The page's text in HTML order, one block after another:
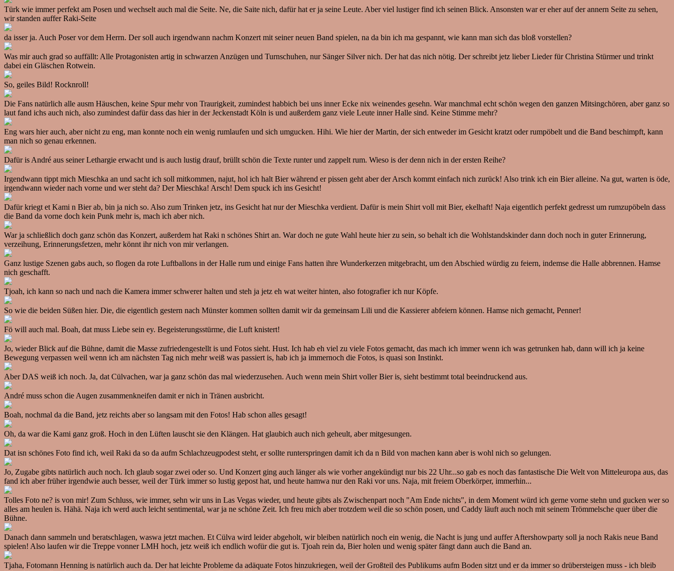
Türk wie immer perfekt am Posen und wechselt auch mal die Seite. Ne, die Saite nich, dafür hat er ja seine Leute. Aber viel lustiger find ich seinen Blick. Ansonsten war er eher auf der annern Seite zu sehen,
wir standen auffer Raki-Seite
da isser ja. Auch Poser vor dem Herrn. Der soll auch irgendwann nachm Konzert mit seiner neuen Band spielen, na da bin ich ma gespannt, wie kann man sich das bloß vorstellen?
Was mir auch grad so auffällt: Alle Protagonisten artig in schwarzen Anzügen und Turnschuhen, nur Sänger Silver nich. Der hat das nich nötig. Der schreibt jetz lieber Lieder für Christina Stürmer und trinkt
dabei ein Gläschen Rotwein.
So, geiles Bild! Rocknroll!
Die Fans natürlich alle ausm Häuschen, keine Spur mehr von Traurigkeit, zumindest habbich bei uns inner Ecke nix weinendes gesehn. War manchmal echt schön wegen den ganzen Mitsingchören, aber ganz so
laut fand ichs auch nich, also zumindest dafür dass das hier in der Jeckenstadt Köln is und außerdem ganz viele Leute inner Halle sind. Keine Stimme mehr?
Eng wars hier auch, aber nicht zu eng, man konnte noch ein wenig rumlaufen und sich umgucken. Hihi. Wie hier der Martin, der sich entweder im Gesicht kratzt oder rumpöbelt und die Band beschimpft, kann
man nich so genau erkennen.
Dafür is André aus seiner Lethargie erwacht und is auch lustig drauf, brüllt schön die Texte runter und zappelt rum. Wieso is der denn nich in der ersten Reihe?
Irgendwann tippt mich Mieschka an und sacht ich soll mitkommen, najut, hol ich halt Bier während er pissen geht aber der Arsch kommt einfach nich zurück! Also trink ich ein Bier alleine. Na gut, warten is öde,
irgendwann wieder nach vorne und wer steht da? Der Mieschka! Arsch! Dem spuck ich ins Gesicht!
Dafür kriegt et Kami n Bier ab, bin ja nich so. Also zum Trinken jetz, ins Gesicht hat nur der Mieschka verdient. Dafür is mein Shirt voll mit Bier, ekelhaft! Naja eigentlich perfekt gedresst um rumzupöbeln dass
die Band da vorne doch kein Punk mehr is, mach ich aber nich.
War ja schließlich doch ganz schön das Konzert, außerdem hat Raki n schönes Shirt an. War doch ne gute Wahl heute hier zu sein, so behalt ich die Wohlstandskinder dann doch noch in guter Erinnerung,
verzeihung, Erinnerungsfetzen, mehr könnt ihr nich von mir verlangen.
Ganz lustige Szenen gabs auch, so flogen da rote Luftballons in der Halle rum und einige Fans hatten ihre Wunderkerzen mitgebracht, um den Abschied würdig zu feiern, indemse die Halle abbrennen. Hamse
nich geschafft.
Tjoah, ich kann so nach und nach die Kamera immer schwerer halten und steh ja jetz eh wat weiter hinten, also fotografier ich nur Köpfe.
So wie die beiden Süßen hier. Die, die eigentlich gestern nach Münster kommen sollten damit wir da gemeinsam Lili und die Kassierer abfeiern können. Hamse nich gemacht, Penner!
Fö will auch mal. Boah, dat muss Liebe sein ey. Begeisterungsstürme, die Luft knistert!
Jo, wieder Blick auf die Bühne, damit die Masse zufriedengestellt is und Fotos sieht. Hust. Ich hab eh viel zu viele Fotos gemacht, das mach ich immer wenn ich was getrunken hab, dann will ich ja keine
Bewegung verpassen weil wenn ich am nächsten Tag nich mehr weiß was passiert is, hab ich ja immernoch die Fotos, is quasi son Instinkt.
Aber DAS weiß ich noch. Ja, dat Cülvachen, war ja ganz schön das mal wiederzusehen. Auch wenn mein Shirt voller Bier is, sieht bestimmt total beeindruckend aus.
André muss schon die Augen zusammenkneifen damit er nich in Tränen ausbricht.
Boah, nochmal da die Band, jetz reichts aber so langsam mit den Fotos! Hab schon alles gesagt!
Oh, da war die Kami ganz groß. Hoch in den Lüften lauscht sie den Klängen. Hat glaubich auch nich geheult, aber mitgesungen.
Dat isn schönes Foto find ich, weil Raki da so da aufm Schlachzeugpodest steht, er sollte runterspringen damit ich da n Bild von machen kann aber is wohl nich so gelungen.
Jo, Zugabe gibts natürlich auch noch. Ich glaub sogar zwei oder so. Und Konzert ging auch länger als wie vorher angekündigt nur bis 22 Uhr...so gab es noch das fantastische Die Welt von Mitteleuropa aus, das
fand ich aber früher irgendwie auch besser, weil der Türk immer so lustig gepost hat, und heute hamwa nur den Raki vor uns. Naja, mit freiem Oberkörper, immerhin...
Tolles Foto ne? is von mir! Zum Schluss, wie immer, sehn wir uns in Las Vegas wieder, und heute gibts als Zwischenpart noch "Am Ende nichts", in dem Moment würd ich gerne vorne stehn und gucken wer so
alles am heulen is. Hähä. Naja ich werd auch leicht sentimental, war ja ne schöne Zeit. Ich freu mich aber trotzdem weil die so schön posen, und Caddy läuft auch noch mit seinem Trömmelsche quer über die
Bühne.
Danach dann sammeln und beratschlagen, waswa jetzt machen. Et Cülva wird leider abgeholt, wir bleiben natürlich noch ein wenig, die Nacht is jung und auffer Aftershowparty soll ja noch Rakis neue Band
spielen! Also laufen wir die Treppe vonner LMH hoch, jetz weiß ich endlich wofür die gut is. Tjoah rein da, Bier holen und wenig später fängt dann auch die Band an.
Tjaha, Fotomann Henning is natürlich auch da. Der hat leichte Probleme da adäquate Fotos hinzukriegen, weil der Großteil des Publikums aufm Boden sitzt und er da immer so drübersteigen muss - ich bleib